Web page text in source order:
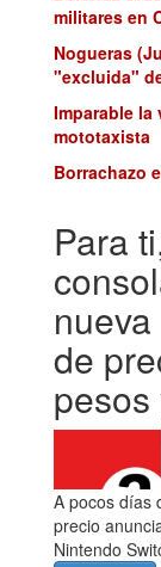
militares en
Nogueras
"excluida"
Imparable
mototaxista
Borrachazo
Para
de
pesos
A pocos días
precio
Nintendo